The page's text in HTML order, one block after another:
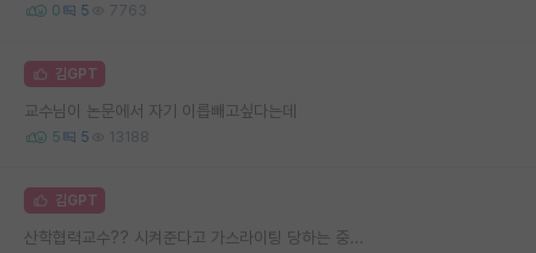
0 5 7763
김GPT
교수님이 논문에서 자기 이릅빼고싶다는데
5 5 13188
김GPT
산학협력교수?? 시켜준다고 가스라이팅 당하는 중...